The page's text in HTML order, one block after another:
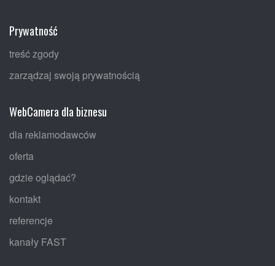
Prywatność
treść zgody
zarządzaj swoją prywatnością
WebCamera dla biznesu
dla reklamodawców
oferta
gdzie oglądać?
kontakt
referencje
kanały FAST